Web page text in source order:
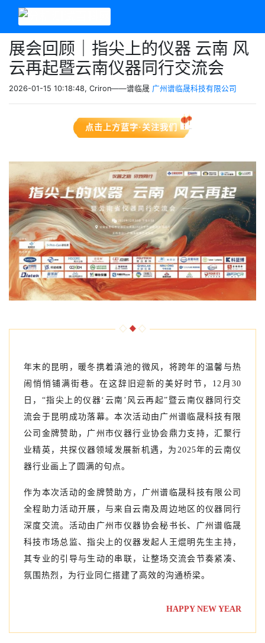
展会回顾｜指尖上的仪器 云南 风
云再起暨云南仪器同行交流会
2026-01-15 10:18:48, Criron——谱临晟 广州谱临晟科技有限公司
点击上方蓝字·关注我们
年末的昆明，暖冬携着滇池的微风，将跨年的温馨与热
闹悄悄铺满街巷。在这辞旧迎新的美好时节，12月30
日，“指尖上的仪器‘云南’风云再起”暨云南仪器同行交
流会于昆明成功落幕。本次活动由广州谱临晟科技有限
公司金牌赞助，广州市仪器行业协会鼎力支持，汇聚行
业精英，共探仪器领域发展新机遇，为2025年的云南仪
器行业画上了圆满的句点。
作为本次活动的金牌赞助方，广州谱临晟科技有限公司
全程助力活动开展，与来自云南及周边地区的仪器同行
深度交流。活动由广州市仪器协会秘书长、广州谱临晟
科技市场总监、指尖上的仪器发起人王焜明先生主持，
其专业的引导与生动的串联，让整场交流会节奏紧凑、
氛围热烈，为行业同仁搭建了高效的沟通桥梁。
HAPPY NEW YEAR